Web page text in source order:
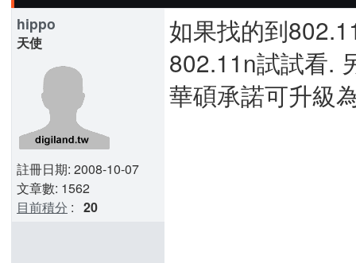
hippo
天使
註冊日期: 2008-10-07
文章數: 1562
目前積分 : 20
如果找的到
802.11n試試看.
華碩承諾可升級